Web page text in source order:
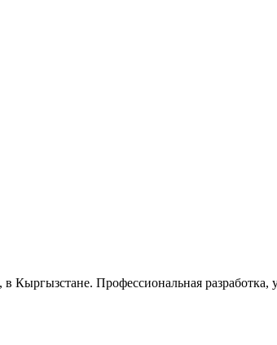
Профессиональная разработка,